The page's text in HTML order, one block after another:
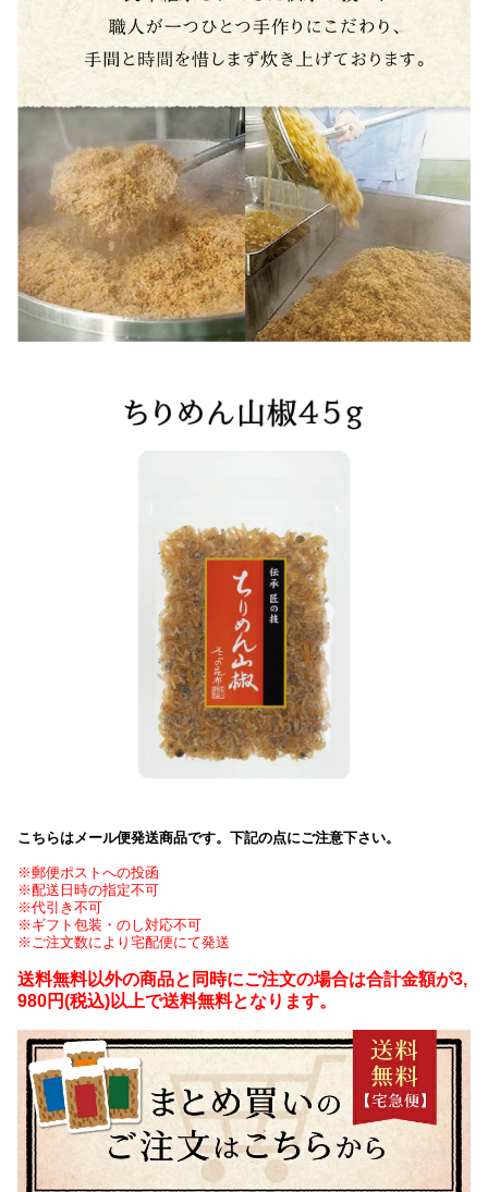
こちらはメール便発送商品です。下記の点にご注意下さい。
※郵便ポストへの投函
※配送日時の指定不可
※代引き不可
※ギフト包装・のし対応不可
※ご注文数により宅配便にて発送
送料無料以外の商品と同時にご注文の場合は合計金額が3,
980円(税込)以上で送料無料となります。